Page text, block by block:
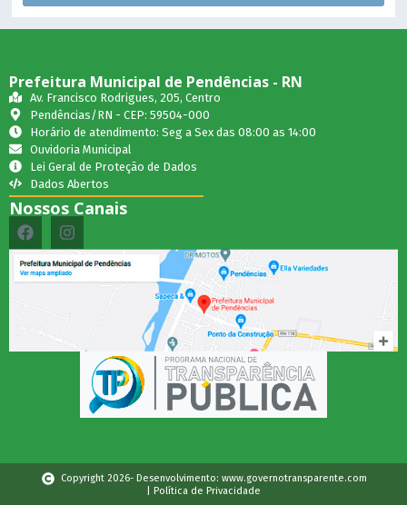
Prefeitura Municipal de Pendências - RN
Av. Francisco Rodrigues, 205, Centro
Pendências/RN - CEP: 59504-000
Horário de atendimento: Seg a Sex das 08:00 as 14:00
Ouvidoria Municipal
Lei Geral de Proteção de Dados
Dados Abertos
Nossos Canais
Copyright 2026- Desenvolvimento: www.governotransparente.com
| Política de Privacidade